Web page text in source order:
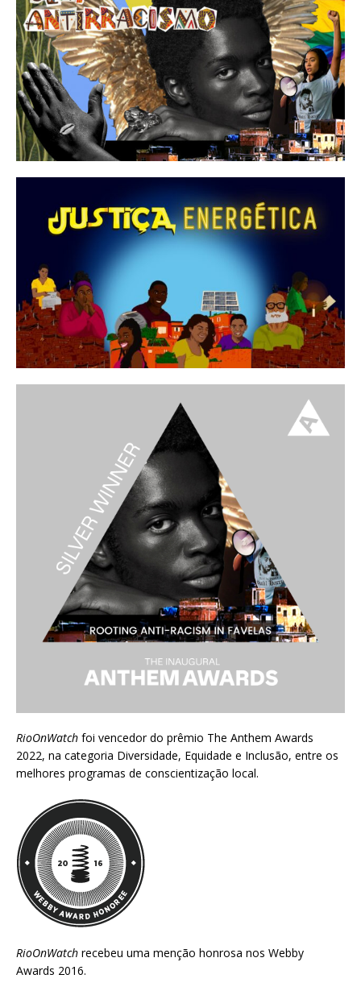
RioOnWatch foi vencedor do prêmio The Anthem Awards
2022, na categoria Diversidade, Equidade e Inclusão, entre os
melhores programas de conscientização local.
RioOnWatch recebeu uma menção honrosa nos Webby
Awards 2016.